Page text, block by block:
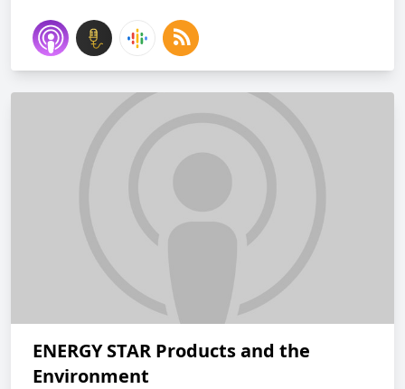
ENERGY STAR Products and the
Environment